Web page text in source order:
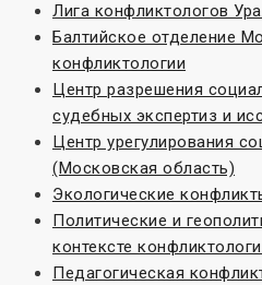
Лига конфликтологов
Балтийское отделение
конфликтологии
Центр разрешения
судебных экспертиз и
Центр урегулирования
(Московская область)
Экологические
Политические и
контексте
Педагогическая